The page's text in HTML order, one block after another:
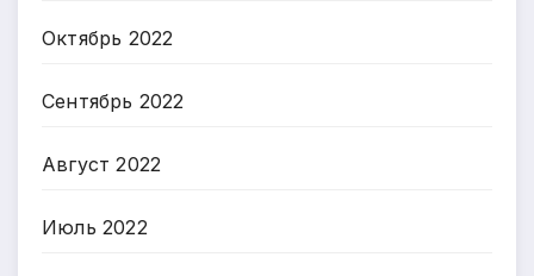
Октябрь 2022
Сентябрь 2022
Август 2022
Июль 2022